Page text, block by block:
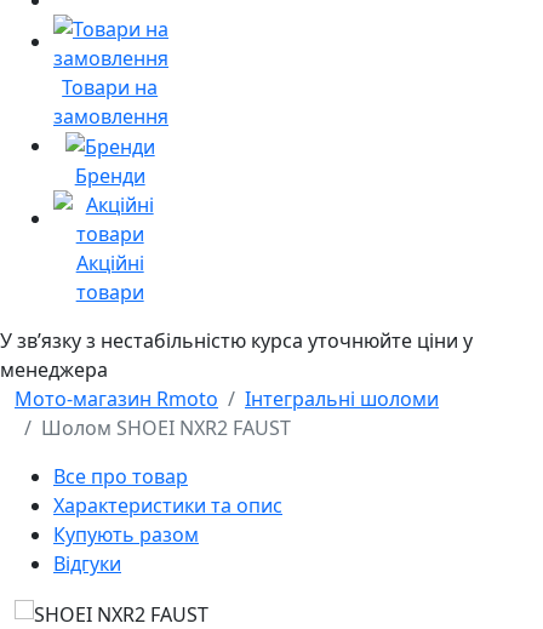
Товари на
замовлення
Бренди
Акційні
товари
У звʼязку з нестабільністю курса уточнюйте ціни у
менеджера
Мото-магазин Rmoto
Інтегральні шоломи
Шолом SHOEI NXR2 FAUST
Все про товар
Характеристики та опис
Купують разом
Відгуки